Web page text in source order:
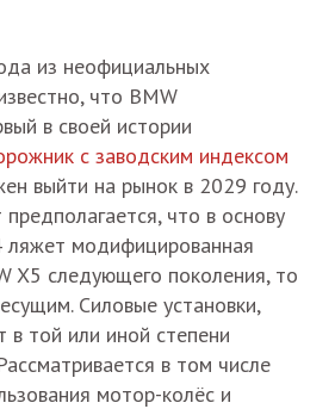
из неофициальных
что BMW
в своей истории
с заводским индексом
выйти на рынок в 2029 году.
что в основу
ляжет модифицированная
X5 следующего поколения, то
Силовые установки,
в той или иной степени
в том числе
мотор-колёс и